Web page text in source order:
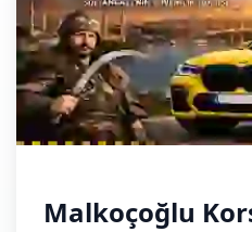
Malkoçoğlu